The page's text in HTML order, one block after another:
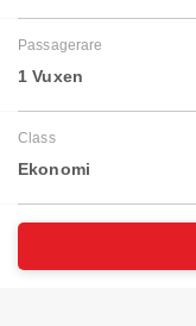
Passagerare
1 Vuxen
Class
Ekonomi